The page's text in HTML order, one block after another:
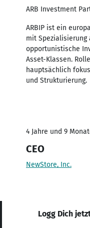
ARB Investment
ARBIP ist ein
mit Spezialisierung
opportunistische
Asset-Klassen.
hauptsächlich
und Strukturierung.
4 Jahre und 9
CEO
NewStore, Inc.
Logg Dich